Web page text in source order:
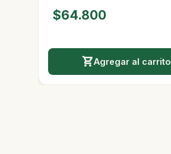
$64.800
Agregar al carrito